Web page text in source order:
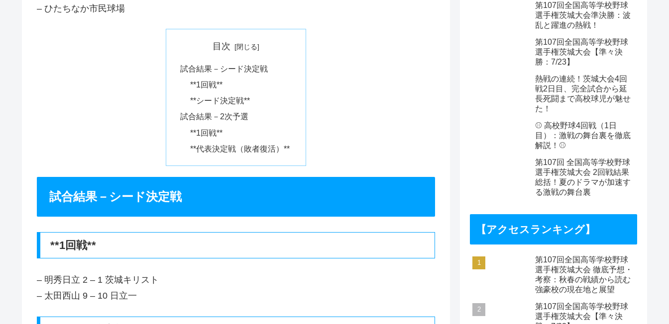
– ひたちなか市民球場
目次
試合結果－シード決定戦
**1回戦**
**シード決定戦**
試合結果－2次予選
**1回戦**
**代表決定戦（敗者復活）**
試合結果－シード決定戦
**1回戦**
– 明秀日立 2 – 1 茨城キリスト
– 太田西山 9 – 10 日立一
第107回全国高等学校野球
選手権茨城大会準決勝：波
乱と躍進の熱戦！
第107回全国高等学校野球
選手権茨城大会【準々決
勝：7/23】
熱戦の連続！茨城大会4回
戦2日目、完全試合から延
長死闘まで高校球児が魅せ
た！
⚾️ 高校野球4回戦（1日
目）：激戦の舞台裏を徹底
解説！⚾️
第107回 全国高等学校野球
選手権茨城大会 2回戦結果
総括！夏のドラマが加速す
る激戦の舞台裏
【アクセスランキング】
第107回全国高等学校野球
選手権茨城大会 徹底予想・
考察：秋春の戦績から読む
強豪校の現在地と展望
第107回全国高等学校野球
選手権茨城大会【準々決